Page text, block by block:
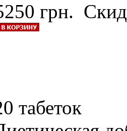
грн.
табеток